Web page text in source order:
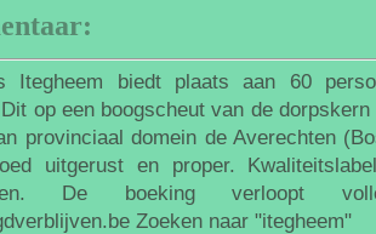
Itegheem biedt plaats aan 60
op een boogscheut van de
provinciaal domein de Averechten
uitgerust en proper.
De boeking verloopt
Zoeken naar "itegheem"